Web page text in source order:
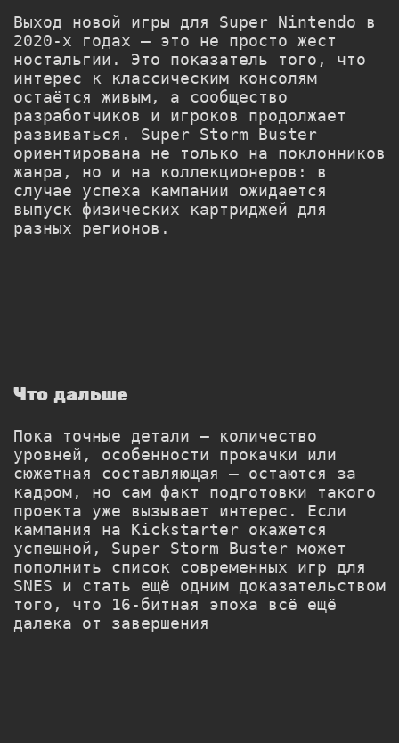
Выход новой игры для Super Nintendo в
2020-х годах — это не просто жест
ностальгии. Это показатель того, что
интерес к классическим консолям
остаётся живым, а сообщество
разработчиков и игроков продолжает
развиваться. Super Storm Buster
ориентирована не только на поклонников
жанра, но и на коллекционеров: в
случае успеха кампании ожидается
выпуск физических картриджей для
разных регионов.
Что дальше
Пока точные детали — количество
уровней, особенности прокачки или
сюжетная составляющая — остаются за
кадром, но сам факт подготовки такого
проекта уже вызывает интерес. Если
кампания на Kickstarter окажется
успешной, Super Storm Buster может
пополнить список современных игр для
SNES и стать ещё одним доказательством
того, что 16-битная эпоха всё ещё
далека от завершения